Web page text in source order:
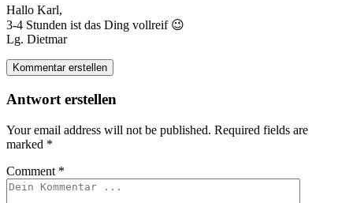
Hallo Karl,
3-4 Stunden ist das Ding vollreif 😉
Lg. Dietmar
Kommentar erstellen
Antwort erstellen
Your email address will not be published. Required fields are
marked *
Comment *